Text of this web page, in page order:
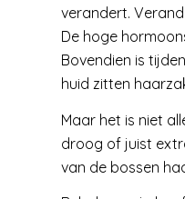
verandert.
De hoge
Bovendien is
huid zitten
Maar het is niet
droog of juist
van de bossen